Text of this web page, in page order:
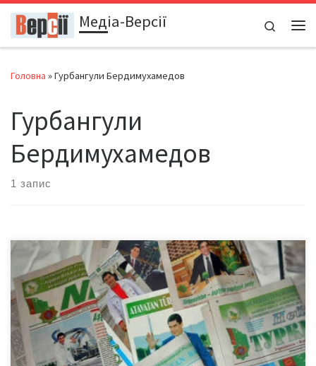
Перейти до вмістуМедіа-Версії
Search
Головна »Гурбангули Бердимухамедов
Гурбангули
Бердимухамедов
1 запис
Правоохоронні органи Туркменістану почали перевіряти
вбиральні громадян, щоб встановити, чи не використовують
вони газети із зображенням президента країни Гурбангули
Бердимухамедова замість туалетного паперу. Як повідомляє
Настоящее время, викритих у подібному штрафують і навіть
звільняють. При цьому зазначається, що у Туркменістані немає